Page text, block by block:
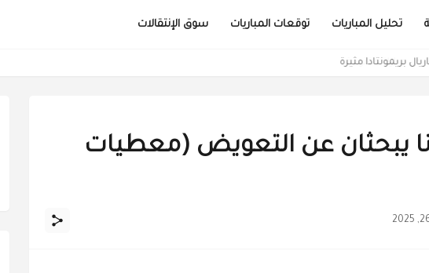
تحليل المباريات توقعات المباريات سوق الإنتقالات
بريمونتادا مثيرة
مباراة مفتوحة
يبحثان عن التعويض (معطيات